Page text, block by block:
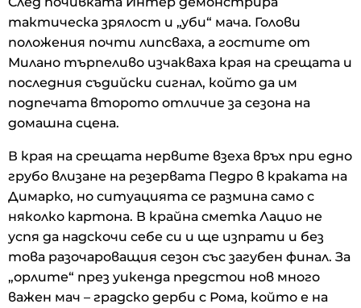
тактическа зрялост и „уби“ мача. Голови
положения почти липсваха, а гостите от
Милано търпеливо изчакваха края на срещата и
последния съдийски сигнал, който да им
подпечата второто отличие за сезона на
домашна сцена.
В края на срещата нервите взеха връх при едно
грубо влизане на резервата Педро в краката на
Димарко, но ситуацията се размина само с
няколко картона. В крайна сметка Лацио не
успя да надскочи себе си и ще изпрати и без
това разочароващия сезон със загубен финал. За
„орлите“ през уикенда предстои нов много
важен мач – градско дерби с Рома, който е на